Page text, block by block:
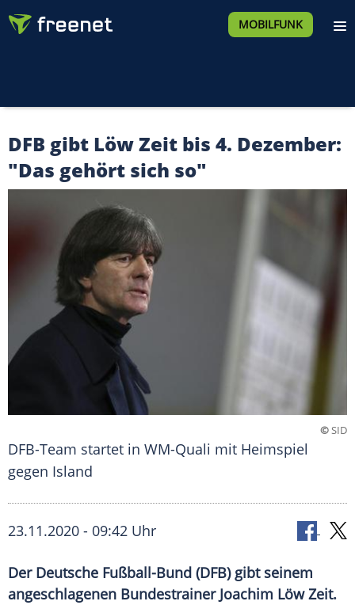
MOBILFUNK
DFB gibt Löw Zeit bis 4. Dezember:
"Das gehört sich so"
©SID
DFB-Team startet in WM-Quali mit Heimspiel
gegen Island
23.11.2020 - 09:42 Uhr
Der Deutsche Fußball-Bund (DFB) gibt seinem
angeschlagenen Bundestrainer Joachim Löw Zeit.